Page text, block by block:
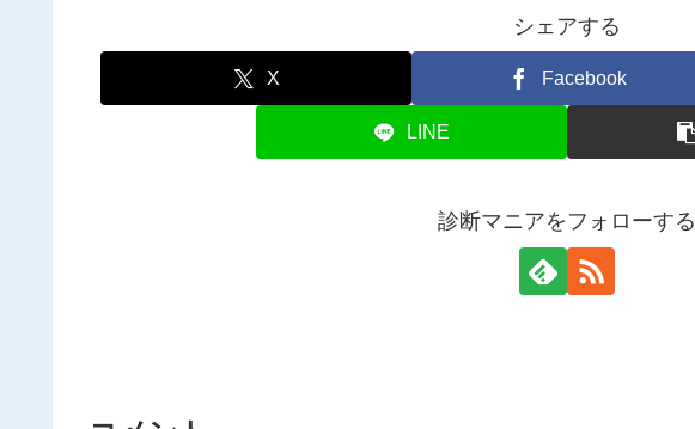
シェアする
X Facebook
LINE
診断マニアをフォローする